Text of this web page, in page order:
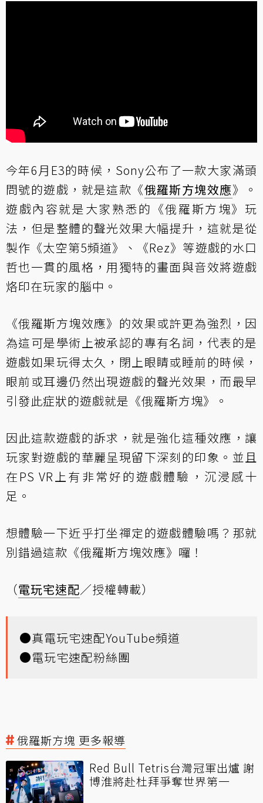
今年6月E3的時候，Sony公布了一款大家滿頭
問號的遊戲，就是這款《俄羅斯方塊效應》。
遊戲內容就是大家熟悉的《俄羅斯方塊》玩
法，但是整體的聲光效果大幅提升，這就是從
製作《太空第5頻道》、《Rez》等遊戲的水口
哲也一貫的風格，用獨特的畫面與音效將遊戲
烙印在玩家的腦中。
《俄羅斯方塊效應》的效果或許更為強烈，因
為這可是學術上被承認的專有名詞，代表的是
遊戲如果玩得太久，閉上眼睛或睡前的時候，
眼前或耳邊仍然出現遊戲的聲光效果，而最早
引發此症狀的遊戲就是《俄羅斯方塊》。
因此這款遊戲的訴求，就是強化這種效應，讓
玩家對遊戲的華麗呈現留下深刻的印象。並且
在PS VR上有非常好的遊戲體驗，沉浸感十
足。
想體驗一下近乎打坐禪定的遊戲體驗嗎？那就
別錯過這款《俄羅斯方塊效應》囉！
（電玩宅速配／授權轉載）
●真電玩宅速配YouTube頻道
●電玩宅速配粉絲團
俄羅斯方塊 更多報導
Red Bull Tetris台灣冠軍出爐 謝
博淮將赴杜拜爭奪世界第一